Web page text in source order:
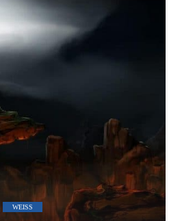
WEISS